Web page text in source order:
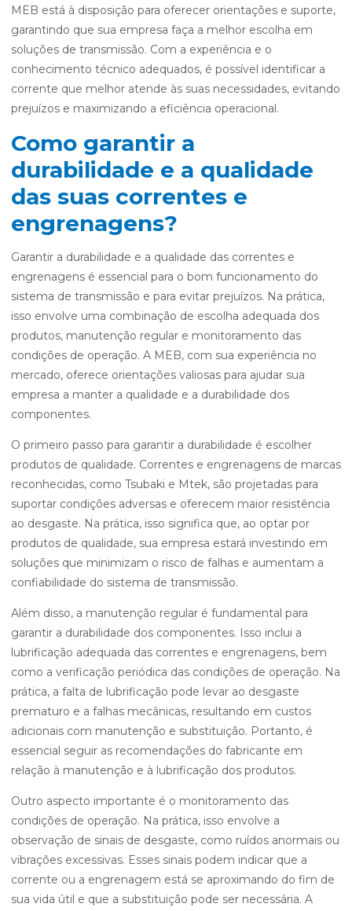
MEB está à disposição para oferecer orientações e suporte,
garantindo que sua empresa faça a melhor escolha em
soluções de transmissão. Com a experiência e o
conhecimento técnico adequados, é possível identificar a
corrente que melhor atende às suas necessidades, evitando
prejuízos e maximizando a eficiência operacional.
Como garantir a
durabilidade e a qualidade
das suas correntes e
engrenagens?
Garantir a durabilidade e a qualidade das correntes e
engrenagens é essencial para o bom funcionamento do
sistema de transmissão e para evitar prejuízos. Na prática,
isso envolve uma combinação de escolha adequada dos
produtos, manutenção regular e monitoramento das
condições de operação. A MEB, com sua experiência no
mercado, oferece orientações valiosas para ajudar sua
empresa a manter a qualidade e a durabilidade dos
componentes.
O primeiro passo para garantir a durabilidade é escolher
produtos de qualidade. Correntes e engrenagens de marcas
reconhecidas, como Tsubaki e Mtek, são projetadas para
suportar condições adversas e oferecem maior resistência
ao desgaste. Na prática, isso significa que, ao optar por
produtos de qualidade, sua empresa estará investindo em
soluções que minimizam o risco de falhas e aumentam a
confiabilidade do sistema de transmissão.
Além disso, a manutenção regular é fundamental para
garantir a durabilidade dos componentes. Isso inclui a
lubrificação adequada das correntes e engrenagens, bem
como a verificação periódica das condições de operação. Na
prática, a falta de lubrificação pode levar ao desgaste
prematuro e a falhas mecânicas, resultando em custos
adicionais com manutenção e substituição. Portanto, é
essencial seguir as recomendações do fabricante em
relação à manutenção e à lubrificação dos produtos.
Outro aspecto importante é o monitoramento das
condições de operação. Na prática, isso envolve a
observação de sinais de desgaste, como ruídos anormais ou
vibrações excessivas. Esses sinais podem indicar que a
corrente ou a engrenagem está se aproximando do fim de
sua vida útil e que a substituição pode ser necessária. A